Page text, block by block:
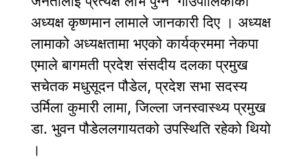
अध्यक्ष कृष्णमान लामाले जानकारी दिए । अध्यक्ष
लामाको अध्यक्षतामा भएको कार्यक्रममा नेकपा
एमाले बागमती प्रदेश संसदीय दलका प्रमुख
सचेतक मधुसूदन पौडेल, प्रदेश सभा सदस्य
उर्मिला कुमारी लामा, जिल्ला जनस्वास्थ्य प्रमुख
डा. भुवन पौडेललगायतको उपस्थिति रहेको थियो
।